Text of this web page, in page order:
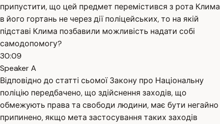
припустити, що цей предмет перемістився з рота Клима
в його гортань не через дії поліцейських, то на якій
підставі Клима позбавили можливість надати собі
самодопомогу?
30:09
Speaker A
Відповідно до статті сьомої Закону про Національну
поліцію передбачено, що здійснення заходів, що
обмежують права та свободи людини, має бути негайно
припинено, якщо мета застосування таких заходів